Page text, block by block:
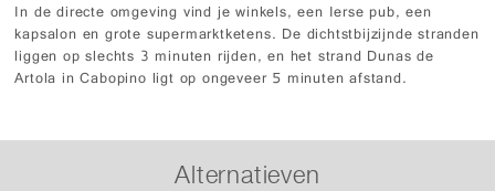
In de directe omgeving vind je winkels, een Ierse pub, een
kapsalon en grote supermarktketens. De dichtstbijzijnde stranden
liggen op slechts 3 minuten rijden, en het strand Dunas de
Artola in Cabopino ligt op ongeveer 5 minuten afstand.
Alternatieven